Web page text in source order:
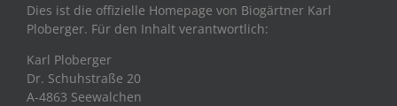
Dies ist die offizielle Homepage von Biogärtner Karl
Ploberger. Für den Inhalt verantwortlich:
Karl Ploberger
Dr. Schuhstraße 20
A-4863 Seewalchen